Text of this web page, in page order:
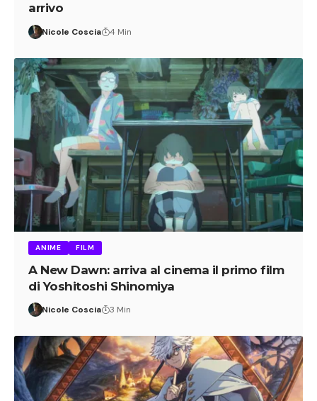
arrivo
Nicole Coscia 4 Min
ANIME FILM
A New Dawn: arriva al cinema il primo film
di Yoshitoshi Shinomiya
Nicole Coscia 3 Min